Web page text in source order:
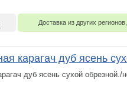
Доставка из других
карагач дуб ясень
дуб ясень сухой обрезной./